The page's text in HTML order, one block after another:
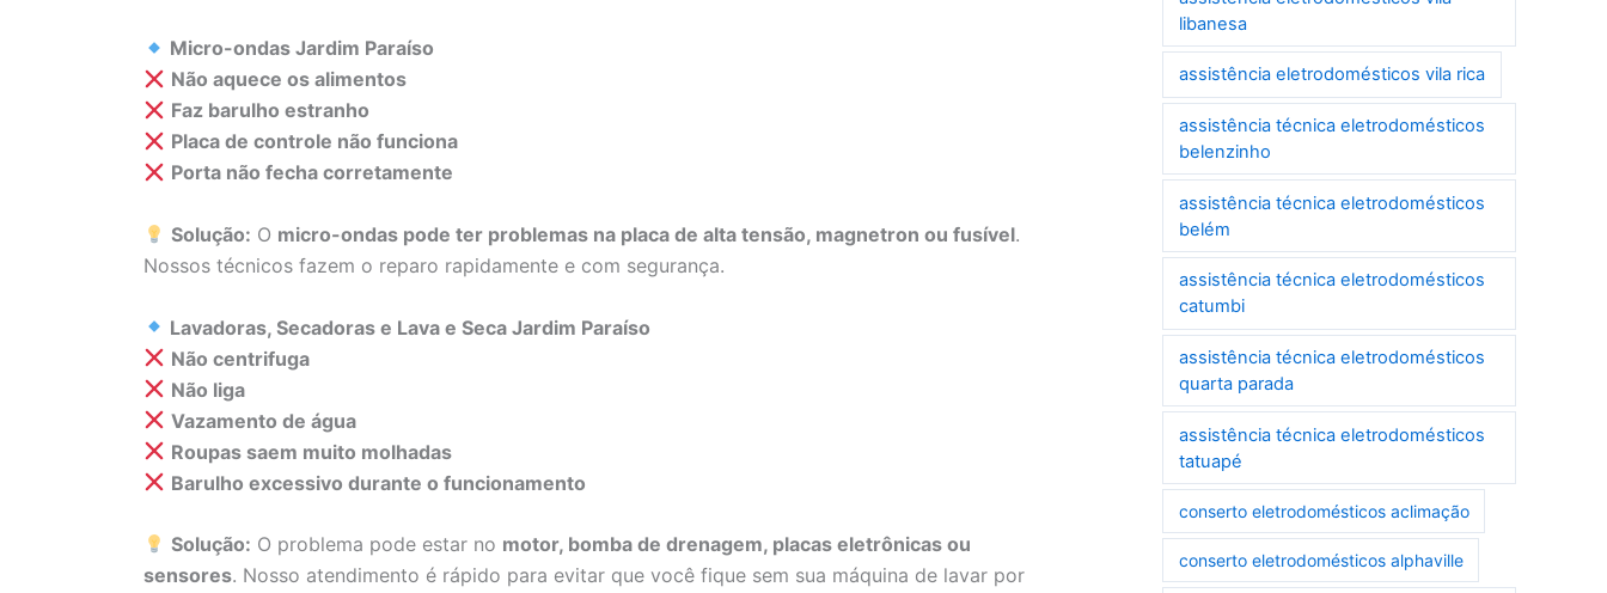
Micro-ondas Jardim Paraíso
Não aquece os alimentos
Faz barulho estranho
Placa de controle não funciona
Porta não fecha corretamente
Solução: O micro-ondas pode ter problemas na placa de alta tensão, magnetron ou fusível.
Nossos técnicos fazem o reparo rapidamente e com segurança.
Lavadoras, Secadoras e Lava e Seca Jardim Paraíso
Não centrifuga
Não liga
Vazamento de água
Roupas saem muito molhadas
Barulho excessivo durante o funcionamento
Solução: O problema pode estar no motor, bomba de drenagem, placas eletrônicas ou
sensores. Nosso atendimento é rápido para evitar que você fique sem sua máquina de lavar por
libanesa
assistência eletrodomésticos vila rica
assistência técnica eletrodomésticos
belenzinho
assistência técnica eletrodomésticos
belém
assistência técnica eletrodomésticos
catumbi
assistência técnica eletrodomésticos
quarta parada
assistência técnica eletrodomésticos
tatuapé
conserto eletrodomésticos aclimação
conserto eletrodomésticos alphaville